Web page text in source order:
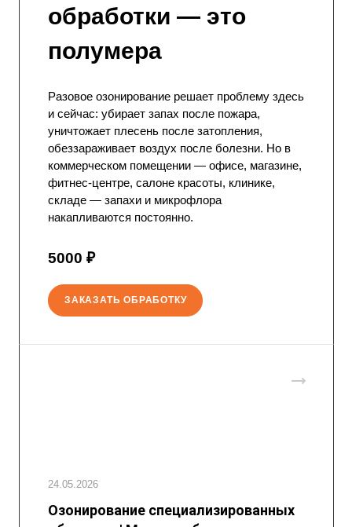
обработки — это
полумера
Разовое озонирование решает проблему здесь
и сейчас: убирает запах после пожара,
уничтожает плесень после затопления,
обеззараживает воздух после болезни. Но в
коммерческом помещении — офисе, магазине,
фитнес-центре, салоне красоты, клинике,
складе — запахи и микрофлора
накапливаются постоянно.
5000 ₽
ЗАКАЗАТЬ ОБРАБОТКУ
24.05.2026
Озонирование специализированных